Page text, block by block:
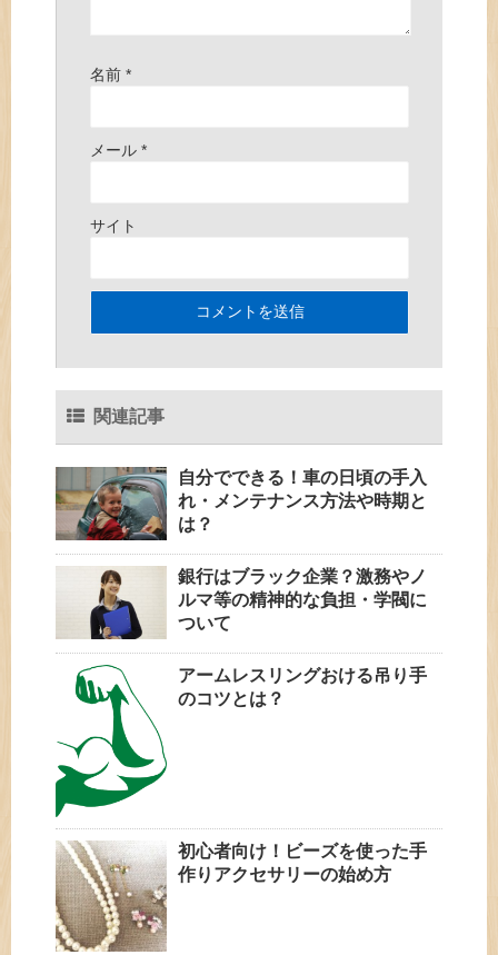
名前 *
メール *
サイト
関連記事
自分でできる！車の日頃の手入
れ・メンテナンス方法や時期と
は？
銀行はブラック企業？激務やノ
ルマ等の精神的な負担・学閥に
ついて
アームレスリングおける吊り手
のコツとは？
初心者向け！ビーズを使った手
作りアクセサリーの始め方